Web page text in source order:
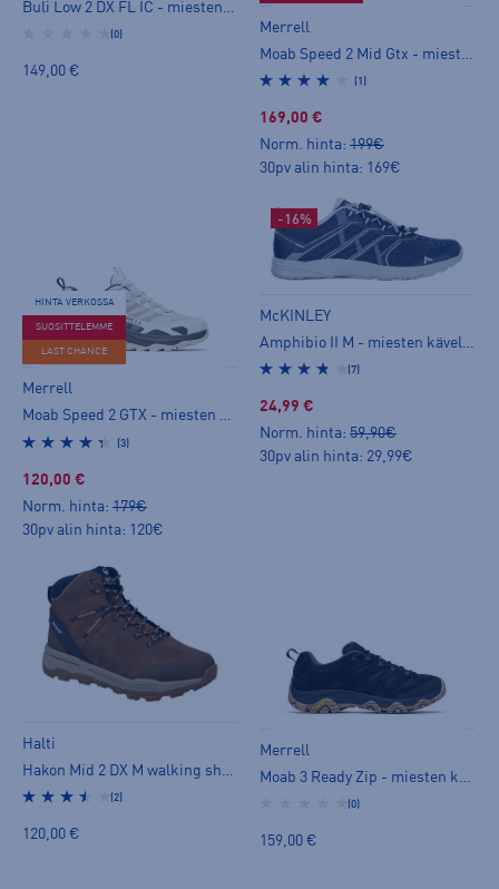
(0)
149,00 €
Merrell
(1)
169,00 €
Norm. hinta: 199€
30pv alin hinta: 169€
HINTA VERKOSSA
SUOSITTELEMME
LAST CHANCE
Merrell
Moab Speed 2 GTX - miesten kävelykengät
(3)
120,00 €
Norm. hinta: 179€
30pv alin hinta: 120€
-16%
McKINLEY
(7)
24,99 €
Norm. hinta: 59,90€
30pv alin hinta: 29,99€
Halti
Hakon Mid 2 DX M walking shoe - miesten kävelykengät
(2)
120,00 €
Merrell
(0)
159,00 €